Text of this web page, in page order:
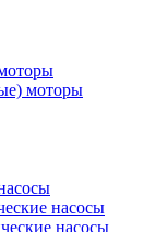
моторы
насосы
насосы